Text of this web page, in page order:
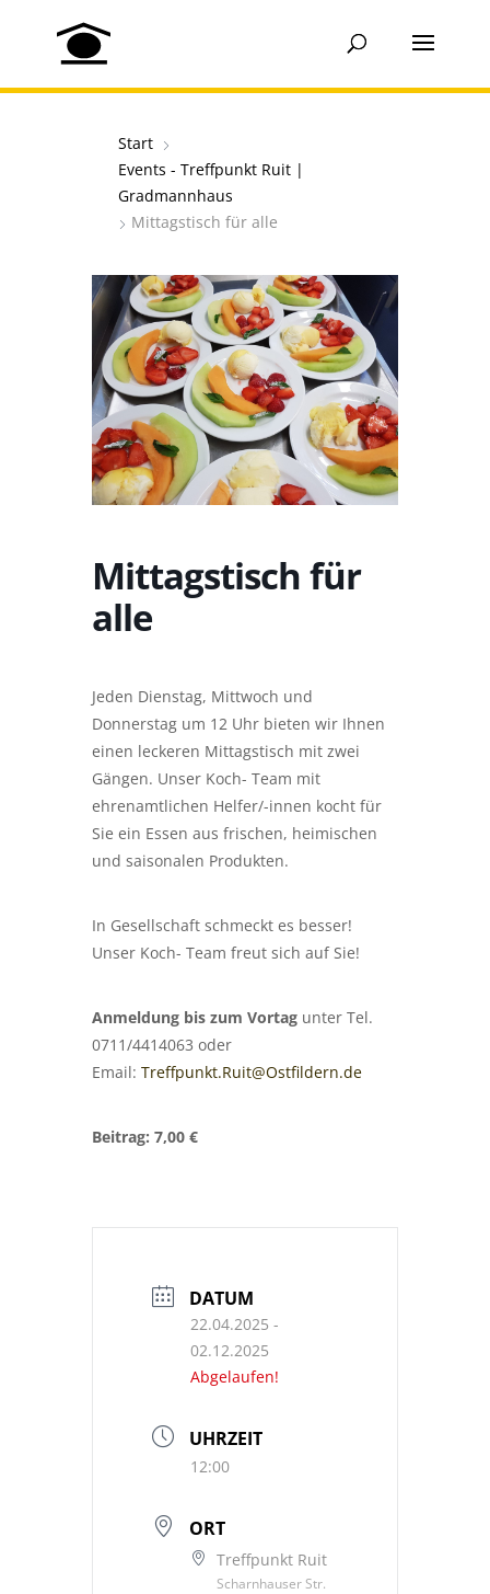
Start
Events - Treffpunkt Ruit |
Gradmannhaus
Mittagstisch für alle
Mittagstisch für
alle
Jeden Dienstag, Mittwoch und
Donnerstag um 12 Uhr bieten wir Ihnen
einen leckeren Mittagstisch mit zwei
Gängen. Unser Koch- Team mit
ehrenamtlichen Helfer/-innen kocht für
Sie ein Essen aus frischen, heimischen
und saisonalen Produkten.
In Gesellschaft schmeckt es besser!
Unser Koch- Team freut sich auf Sie!
Anmeldung bis zum Vortag unter Tel.
0711/4414063 oder
Email: Treffpunkt.Ruit@Ostfildern.de
Beitrag: 7,00 €
DATUM
22.04.2025 -
02.12.2025
Abgelaufen!
UHRZEIT
12:00
ORT
Treffpunkt Ruit
Scharnhauser Str.